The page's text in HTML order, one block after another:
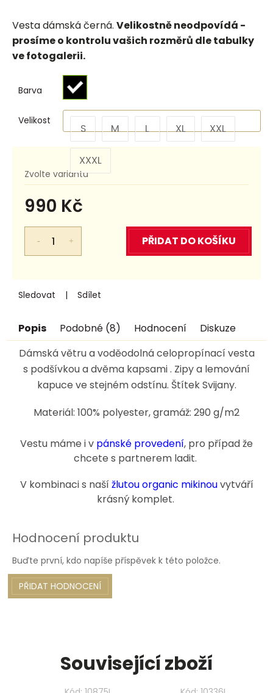
Vesta dámská černá. Velikostně neodpovídá -
prosíme o kontrolu vašich rozměrů dle tabulky
ve fotogalerii.
Zvolte variantu
990 Kč
Měrná
cena:
PŘIDAT DO KOŠÍKU
Barva
Velikost
S M L XL XXL
XXXL
Sledovat Sdílet
Popis Podobné (8) Hodnocení
Diskuze
Dámská větru a voděodolná celopropínací vesta
s podšívkou a dvěma kapsami . Zipy a lemování
kapuce ve stejném odstínu. Štítek Svijany.
Materiál: 100% polyester, gramáž: 290 g/m2
Vestu máme i v pánské provedení, pro případ že
chcete s partnerem ladit.
V kombinaci s naší žlutou organic mikinouvytváří
krásný komplet.
Hodnocení produktu
Buďte první, kdo napíše příspěvek k této položce.
PŘIDAT HODNOCENÍ
Související zboží